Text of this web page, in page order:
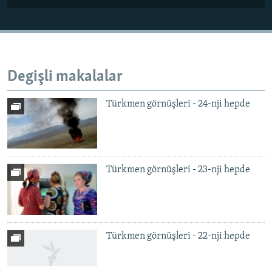
Degişli makalalar
Türkmen görnüşleri - 24-nji hepde
Türkmen görnüşleri - 23-nji hepde
Türkmen görnüşleri - 22-nji hepde